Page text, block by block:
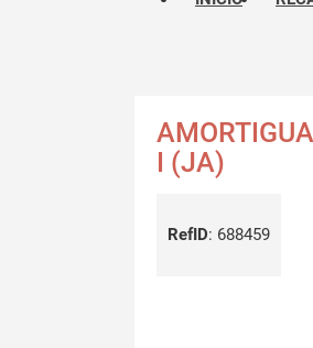
I (JA)
RefID: 688459